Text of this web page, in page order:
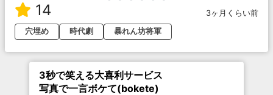
14
3ヶ月くらい前
穴埋め
時代劇 暴れん坊将軍
3秒で笑える大喜利サービス
写真で一言ボケて(bokete)